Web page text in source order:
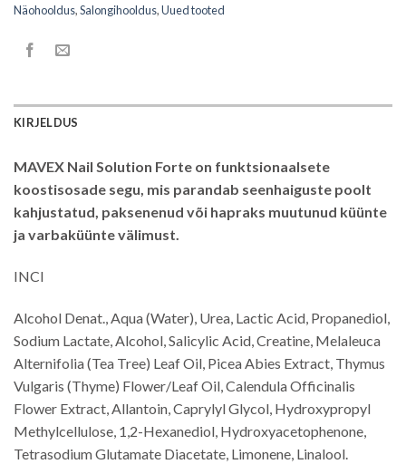
Näohooldus,Salongihooldus,Uued tooted
KIRJELDUS
MAVEX Nail Solution Forte on funktsionaalsete
koostisosade segu, mis parandab seenhaiguste poolt
kahjustatud, paksenenud või hapraks muutunud küünte
ja varbaküünte välimust.
INCI
Alcohol Denat., Aqua (Water), Urea, Lactic Acid, Propanediol,
Sodium Lactate, Alcohol, Salicylic Acid, Creatine, Melaleuca
Alternifolia (Tea Tree) Leaf Oil, Picea Abies Extract, Thymus
Vulgaris (Thyme) Flower/Leaf Oil, Calendula Officinalis
Flower Extract, Allantoin, Caprylyl Glycol, Hydroxypropyl
Methylcellulose, 1,2-Hexanediol, Hydroxyacetophenone,
Tetrasodium Glutamate Diacetate, Limonene, Linalool.